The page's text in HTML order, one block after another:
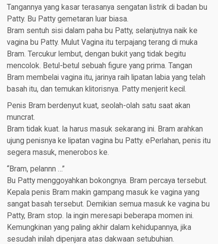
Tangannya yang kasar terasanya sengatan listrik di badan bu
Patty. Bu Patty gemetaran luar biasa.
Bram sentuh sisi dalam paha bu Patty, selanjutnya naik ke
vagina bu Patty. Mulut Vagina itu terpajang terang di muka
Bram. Tercukur lembut, dengan bukit yang tidak begitu
mencolok. Betul-betul sebuah figure yang prima. Tangan
Bram membelai vagina itu, jarinya raih lipatan labia yang telah
basah itu, dan temukan klitorisnya. Patty menjerit kecil.
Penis Bram berdenyut kuat, seolah-olah satu saat akan
muncrat.
Bram tidak kuat. Ia harus masuk sekarang ini. Bram arahkan
ujung penisnya ke lipatan vagina bu Patty. ePerlahan, penis itu
segera masuk, menerobos ke.
“Bram, pelannn …”
Bu Patty menggoyahkan bokongnya. Bram percaya tersebut.
Kepala penis Bram makin gampang masuk ke vagina yang
sangat basah tersebut. Demikian semua masuk ke vagina bu
Patty, Bram stop. Ia ingin meresapi beberapa momen ini.
Kemungkinan yang paling akhir dalam kehidupannya, jika
sesudah inilah dipenjara atas dakwaan setubuhian.